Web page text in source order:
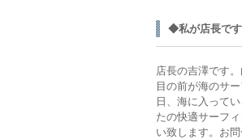
◆私が店長です
店長の吉澤です。
目の前が海のサ
日、海に入って
たの快適サーフ
い致します。お